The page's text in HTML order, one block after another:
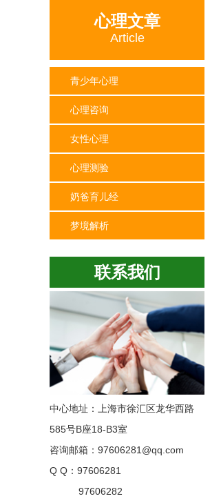
心理文章
Article
青少年心理
心理咨询
女性心理
心理测验
奶爸育儿经
梦境解析
联系我们
中心地址：上海市徐汇区龙华西路
585号B座18-B3室
咨询邮箱：97606281@qq.com
Q Q：97606281
97606282